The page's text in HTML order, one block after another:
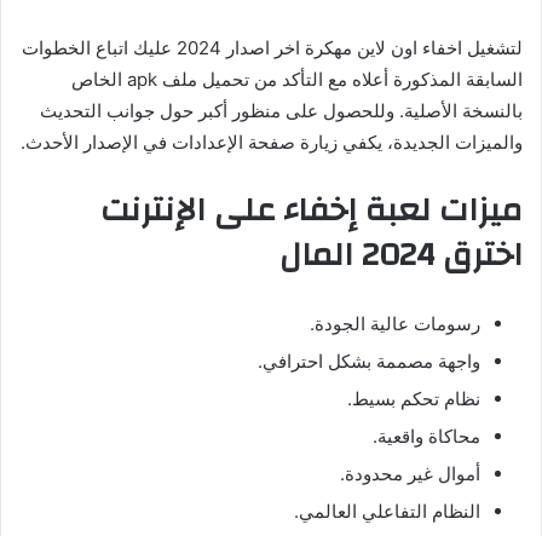
لتشغيل اخفاء اون لاين مهكرة اخر اصدار 2024 عليك اتباع الخطوات
السابقة المذكورة أعلاه مع التأكد من تحميل ملف apk الخاص
بالنسخة الأصلية. وللحصول على منظور أكبر حول جوانب التحديث
والميزات الجديدة، يكفي زيارة صفحة الإعدادات في الإصدار الأحدث.
ميزات لعبة إخفاء على الإنترنت
اخترق 2024 المال
رسومات عالية الجودة.
واجهة مصممة بشكل احترافي.
نظام تحكم بسيط.
محاكاة واقعية.
أموال غير محدودة.
النظام التفاعلي العالمي.